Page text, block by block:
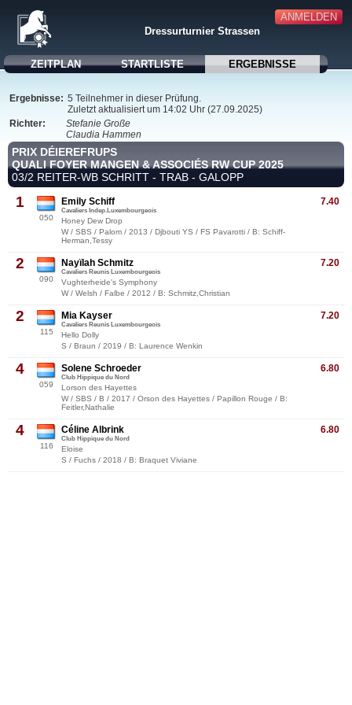
ANMELDEN
Dressurturnier Strassen
ZEITPLAN STARTLISTE ERGEBNISSE
Ergebnisse: 5 Teilnehmer in dieser Prüfung.
Zuletzt aktualisiert um 14:02 Uhr (27.09.2025)
Richter:
Stefanie Große
Claudia Hammen
PRIX DÉIEREFRUPS
QUALI FOYER MANGEN & ASSOCIÉS RW CUP 2025
03/2 REITER-WB SCHRITT - TRAB - GALOPP
1
050
7.40
Emily Schiff
Cavaliers Indep.Luxembourgeois
Honey Dew Drop
W / SBS / Palom / 2013 / Djbouti YS / FS Pavarotti / B: Schiff-
Herman,Tessy
2
090
7.20
Nayïlah Schmitz
Cavaliers Reunis Luxembourgeois
Vughterheide's Symphony
W / Welsh / Falbe / 2012 / B: Schmitz,Christian
2
115
7.20
Mia Kayser
Cavaliers Reunis Luxembourgeois
Hello Dolly
S / Braun / 2019 / B: Laurence Wenkin
4
059
6.80
Solene Schroeder
Club Hippique du Nord
Lorson des Hayettes
W / SBS / B / 2017 / Orson des Hayettes / Papillon Rouge / B:
Feitler,Nathalie
4
116
6.80
Céline Albrink
Club Hippique du Nord
Eloise
S / Fuchs / 2018 / B: Braquet Viviane